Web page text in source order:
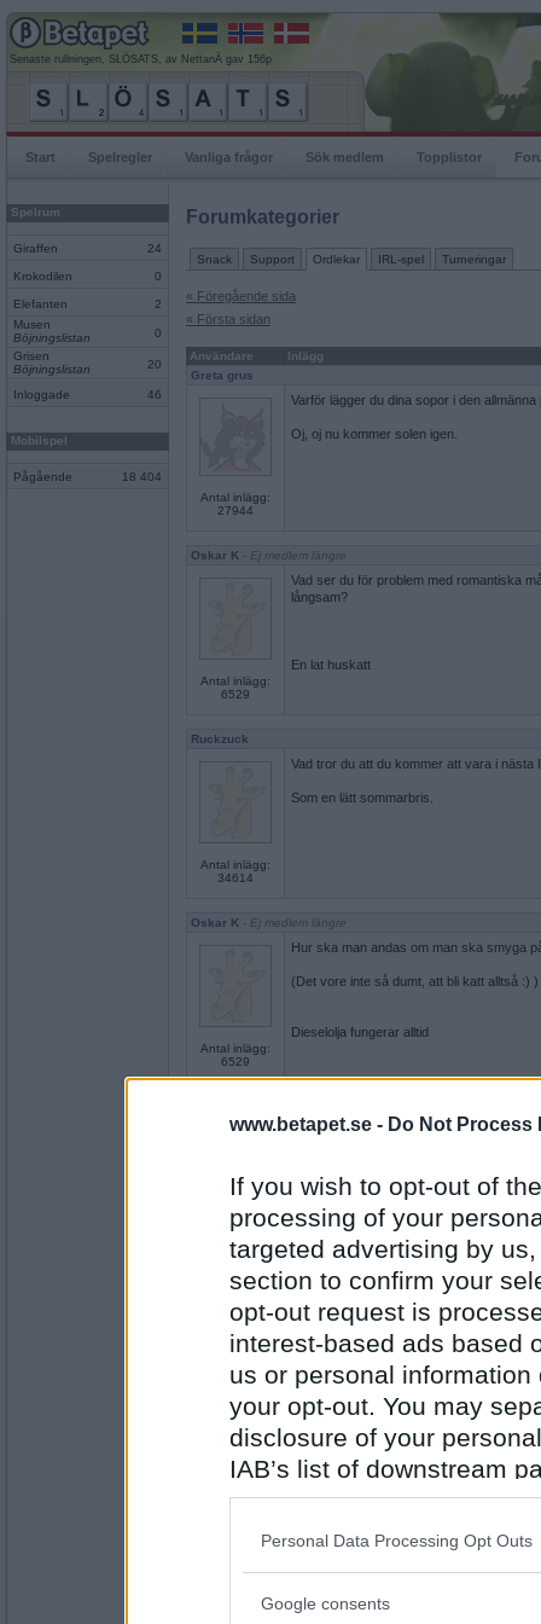
www.betapet.se - Do Not Process
If you wish to opt-out of
processing of your
targeted advertising by
section to confirm your
opt-out request is
interest-based ads based
us or personal
your opt-out. You may
disclosure of your
IAB’s list of downstream
also be disclosed by us
Downstream Participants
Please note that this
Personal Data Processing Opt Outs
Google consents
Senaste rullningen, SLÖSATS, av NettanÄ gav 156p
Start Spelregler Vanliga frågor Sök medlem Topplistor
Spelrum
Giraffen 24
Krokodilen 0
Elefanten
2
Musen
Böjningslistan
0
Grisen
Böjningslistan
20
Inloggade 46
Mobilspel
Pågående 18 404
Forumkategorier
Snack Support Ordlekar IRL-spel Turneringar
« Föregående sida
« Första sidan
Användare
Inlägg
Greta grus
Antal inlägg:
27944
Varför lägger du dina sopor i den
Oj, oj nu kommer solen igen.
Oskar K - Ej medlem längre
Antal inlägg:
6529
Vad ser du för problem med romantiska
långsam?
En lat huskatt
Ruckzuck
Antal inlägg:
34614
Vad tror du att du kommer att vara i nästa
Som en lätt sommarbris.
Oskar K - Ej medlem längre
Antal inlägg:
6529
Hur ska man andas om man ska smyga
(Det vore inte så dumt, att bli katt alltså :) )
Dieselolja fungerar alltid
Antal inlägg:
34614
Vad rekommenderar du som dryck på
Greta grus
Antal inlägg:
Kan du föreslå mig ett husdjur när jag bor
Choklad och whiskey
Sotfinger
Snällt att du vill sitta barnvakt, vad vill du
Ungefär som Rocky